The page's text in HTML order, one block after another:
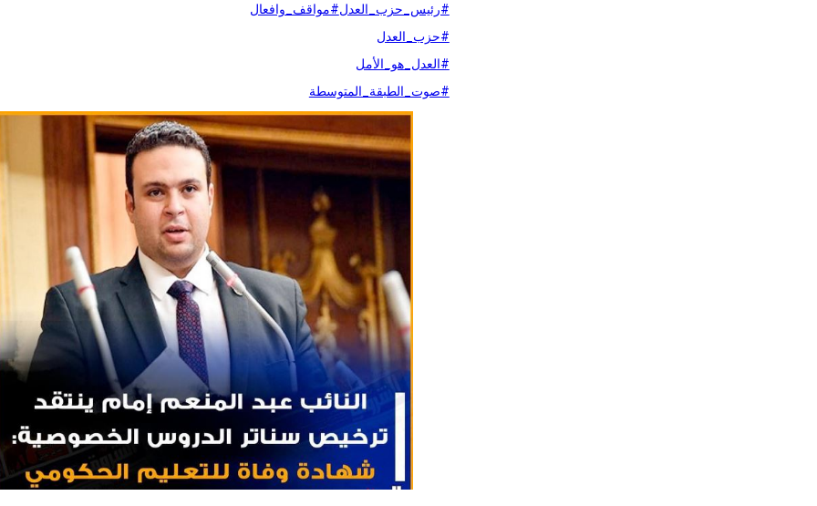
#رئيس_حزب_العدل#مواقف_وافعال
#حزب_العدل
#العدل_هو_الأمل
#صوت_الطبقة_المتوسطة